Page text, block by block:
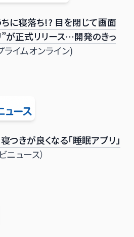
ちに寝落ち!? 目を閉じて画面
が正式リリース…開発のきっ
ライムオンライン)
つきが良くなる「睡眠アプリ」
ニュース）